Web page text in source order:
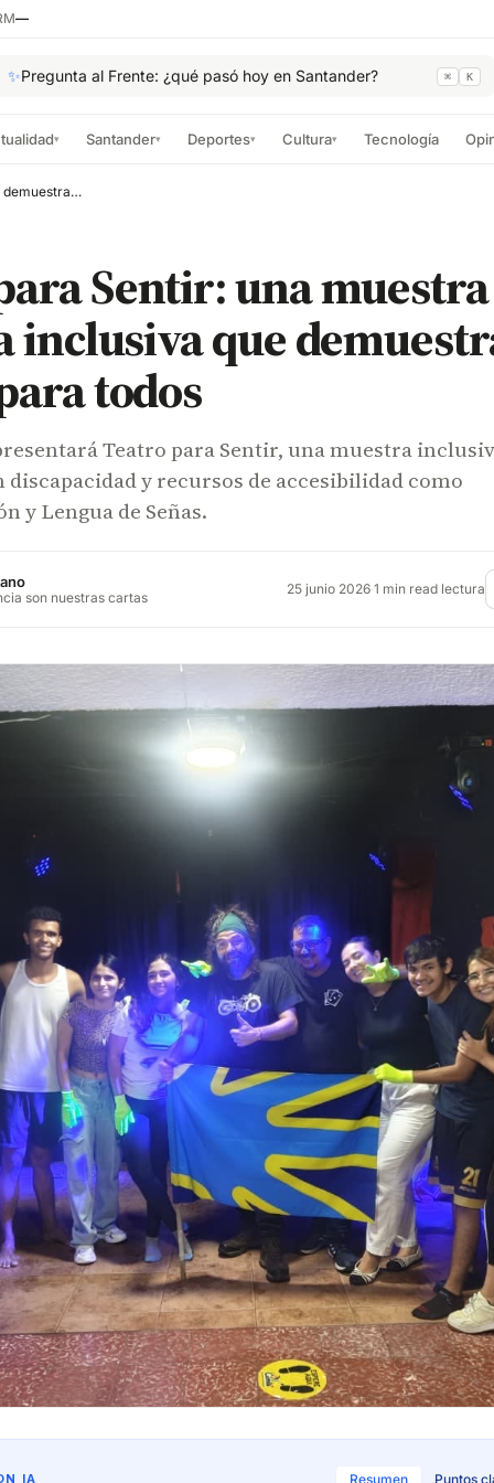
—
✨Pregunta al Frente: ¿qué pasó hoy en Santander? ⌘ K
▾ Santander▾ Deportes▾ Cultura▾ Tecnología
Teatro para Sentir: una muestra artística inclusiva que demuestra que el arte es para todos
Sentir: una muestra
inclusiva que
todos
Teatro para Sentir, una muestra
y recursos de accesibilidad como
y Lengua de Señas.
son nuestras cartas 25 junio 2026·1 min read lectura
IA Resumen Puntos